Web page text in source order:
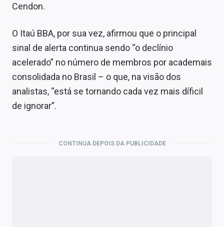
Cendon.
O Itaú BBA, por sua vez, afirmou que o principal
sinal de alerta continua sendo “o declínio
acelerado” no número de membros por academais
consolidada no Brasil – o que, na visão dos
analistas, “está se tornando cada vez mais díficil
de ignorar”.
CONTINUA DEPOIS DA PUBLICIDADE